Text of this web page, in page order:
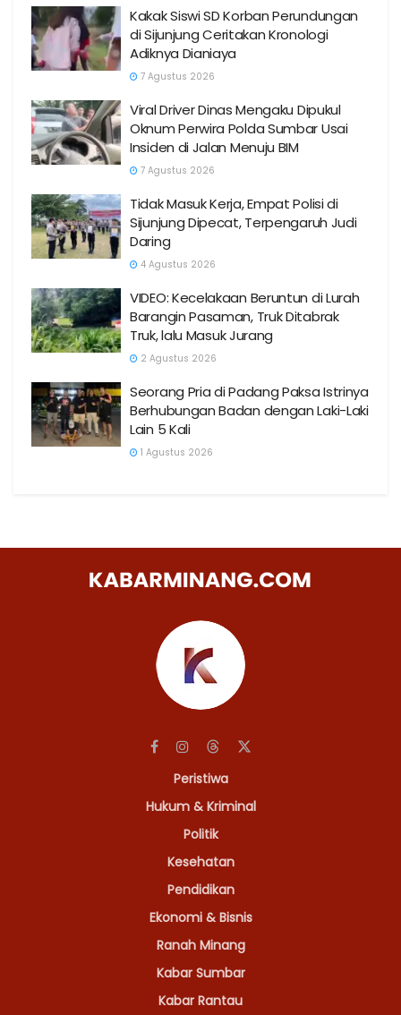
Kakak Siswi SD Korban Perundungan
di Sijunjung Ceritakan Kronologi
Adiknya Dianiaya
7 Agustus 2026
Viral Driver Dinas Mengaku Dipukul
Oknum Perwira Polda Sumbar Usai
Insiden di Jalan Menuju BIM
7 Agustus 2026
Tidak Masuk Kerja, Empat Polisi di
Sijunjung Dipecat, Terpengaruh Judi
Daring
4 Agustus 2026
VIDEO: Kecelakaan Beruntun di Lurah
Barangin Pasaman, Truk Ditabrak
Truk, lalu Masuk Jurang
2 Agustus 2026
Seorang Pria di Padang Paksa Istrinya
Berhubungan Badan dengan Laki-Laki
Lain 5 Kali
1 Agustus 2026
Peristiwa
Hukum & Kriminal
Politik
Kesehatan
Pendidikan
Ekonomi & Bisnis
Ranah Minang
Kabar Sumbar
Kabar Rantau